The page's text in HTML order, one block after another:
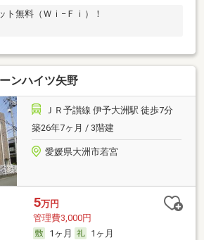
ト無料（Ｗｉ−Ｆｉ）！
ンハイツ矢野
ＪＲ予讃線 伊予大洲駅 徒歩7分
築26年7ヶ月 / 3階建
愛媛県大洲市若宮
5万円
管理費3,000円
1ヶ月
1ヶ月